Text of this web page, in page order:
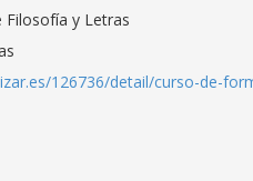
Filosofía y Letras
126736/detail/curso-de-